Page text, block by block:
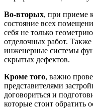
Во-вторых, при приеме
состояние всех
себя не только
отделочных работ. Также
инженерные системы
скрытых дефектов.
Кроме того, важно
представителями
договориться и
которые стоит обратить